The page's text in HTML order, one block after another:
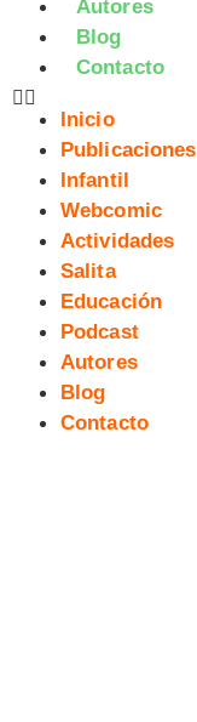
Autores
Blog
Contacto
Inicio
Publicaciones
Infantil
Webcomic
Actividades
Salita
Educación
Podcast
Autores
Blog
Contacto